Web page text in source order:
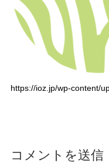
https://ioz.jp/wp-content/
コメントを送信